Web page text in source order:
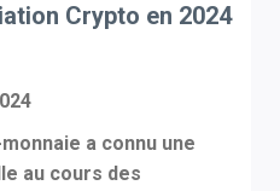
Crypto en 2024
a connu une
au cours des